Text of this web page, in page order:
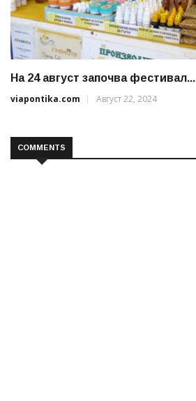
На 24 август започва фестивал...
viapontika.com
Август 22, 2024
COMMENTS